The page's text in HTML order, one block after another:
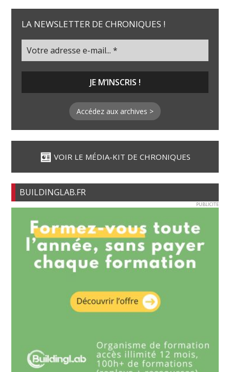
LA NEWSLETTER DE CHRONIQUES !
Accédez aux archives >
VOIR LE MÉDIA-KIT DE CHRONIQUES
BUILDINGLAB.FR
PUBLICITE